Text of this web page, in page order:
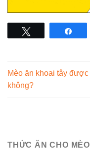
Mèo ăn khoai tây được
không?
THỨC ĂN CHO MÈO